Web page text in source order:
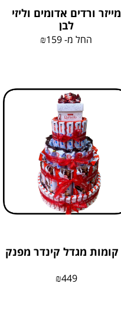
מייזר ורדים אדומים וליזי
לבן
החל מ- ₪159
₪449